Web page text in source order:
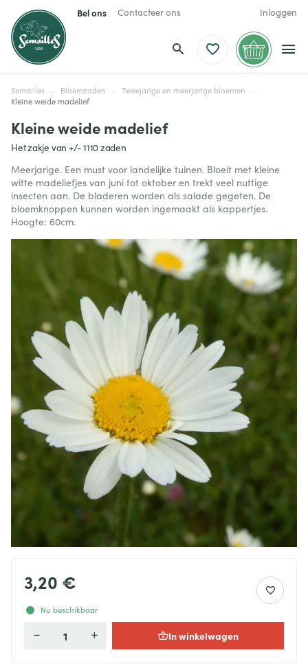
Bel ons Contacteer ons Inloggen
Semailles Bloemzaden
Tweejarige en meerjarige bloemen
Kleine weide madelief
Kleine weide madelief
Het zakje van +/- 1110 zaden
Meerjarige. Een must voor landelijke tuinen. Bloeit met kleine
witte madeliefjes van juni tot oktober en trekt veel nuttige
insecten aan. De bladeren worden als salade gegeten. De
bloemknoppen kunnen worden ingemaakt als kappertjes.
Hoogte: 60cm.
3,20 €
Nu beschikbaar
Aantal In winkelwagen